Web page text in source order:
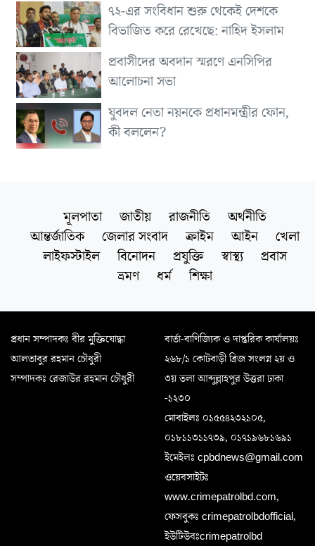
৭২-এর সংবিধান শুরু থেকেই দেশকে
বিভাজিত করে রেখেছে: নাহিদ ইসলাম
প্রবাসীদের অবদান স্মরণে এনসিপির
আলোচনা সভা
যুবদল নেতা নয়নকে প্রধানমন্ত্রীর ফোন,
কী বললেন?
মূলপাতা জাতীয় রাজনীতি
অর্থনীতি
আন্তর্জাতিক
জেলার সংবাদ ক্রাইম আইন
খেলা
লাইফস্টাইল
বিনোদন প্রযুক্তি স্বাস্থ্য
প্রবাস
ভ্রমণ
ধর্ম শিক্ষা
প্রধান সম্পাদকঃ বীর মুক্তিযোদ্ধা
আলতাবুর রহমান চৌধুরী
সম্পাদকঃ রেজাউর রহমান চৌধুরী
বার্তা-বাণিজ্যিক ও দাপ্তরিক কার্যালয়ঃ
২৬৮/১ কোটবাড়ী ব্রিজ সংলগ্ন ২য় ও
৩য় তলা আব্দুল্লাহপুর উত্তরা ঢাকা
-১২৩০
মোবাইলঃ ০১৫৫৪২৩২১০৫,
০১৮১১৩১১৭৩৯, ০১৭১৯৬৮১৬৯১
ইমেইলঃ cpbdnews@gmail.com
ওয়েবসাইটঃ
www.crimepatrolbd.com,
ফেসবুকঃ crimepatrolbdofficial,
ইউটিউবঃcrimepatrolbd